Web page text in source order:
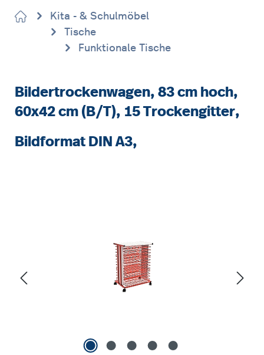
Kita - & Schulmöbel
Tische
Funktionale Tische
Bildertrockenwagen, 83 cm hoch,
60x42 cm (B/T), 15 Trockengitter,
Bildformat DIN A3,